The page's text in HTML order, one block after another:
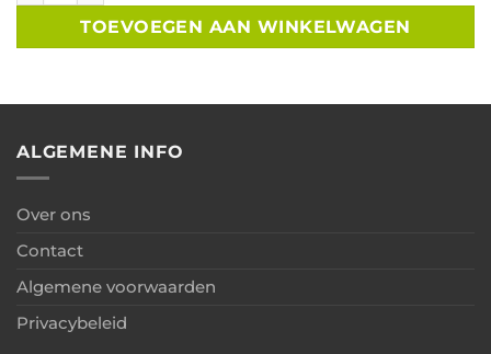
TOEVOEGEN AAN WINKELWAGEN
ALGEMENE INFO
Over ons
Contact
Algemene voorwaarden
Privacybeleid